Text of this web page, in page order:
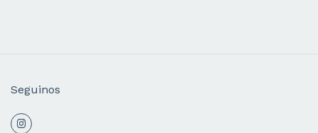
Seguinos